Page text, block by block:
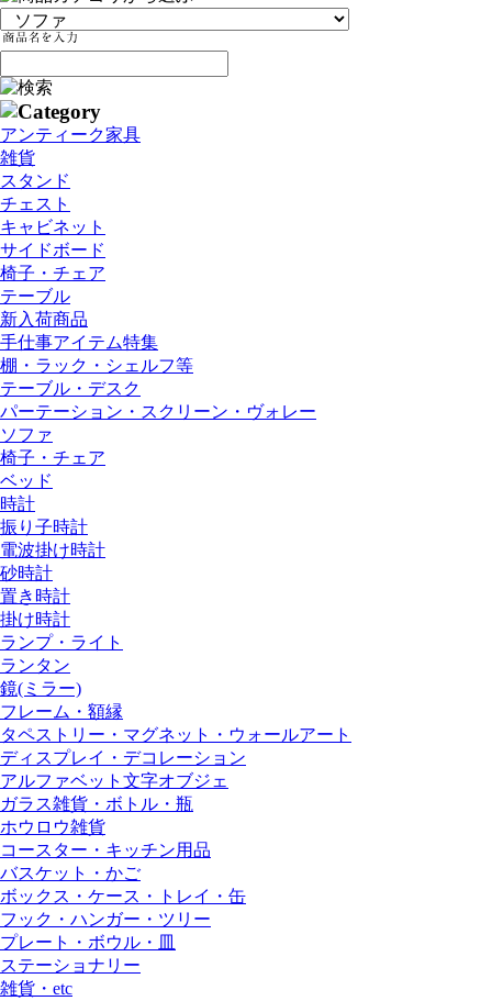
アンティーク家具
雑貨
スタンド
チェスト
キャビネット
サイドボード
椅子・チェア
テーブル
新入荷商品
手仕事アイテム特集
棚・ラック・シェルフ等
テーブル・デスク
パーテーション・スクリーン・ヴォレー
ソファ
椅子・チェア
ベッド
時計
振り子時計
電波掛け時計
砂時計
置き時計
掛け時計
ランプ・ライト
ランタン
鏡(ミラー)
フレーム・額縁
タペストリー・マグネット・ウォールアート
ディスプレイ・デコレーション
アルファベット文字オブジェ
ガラス雑貨・ボトル・瓶
ホウロウ雑貨
コースター・キッチン用品
バスケット・かご
ボックス・ケース・トレイ・缶
フック・ハンガー・ツリー
プレート・ボウル・皿
ステーショナリー
雑貨・etc